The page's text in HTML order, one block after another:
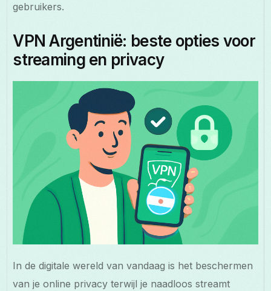
Nederlands
gebruikers.
VPN Argentinië: beste opties voor
streaming en privacy
In de digitale wereld van vandaag is het beschermen
van je online privacy terwijl je naadloos streamt